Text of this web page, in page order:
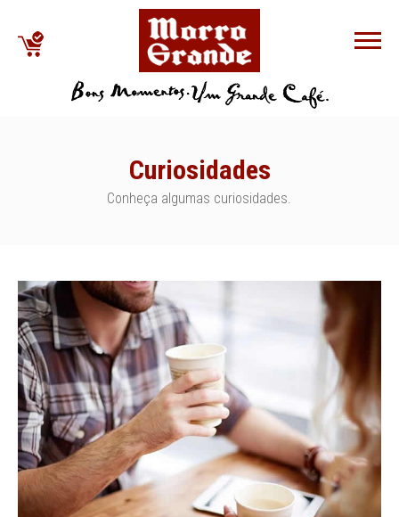
Curiosidades
Conheça algumas curiosidades.